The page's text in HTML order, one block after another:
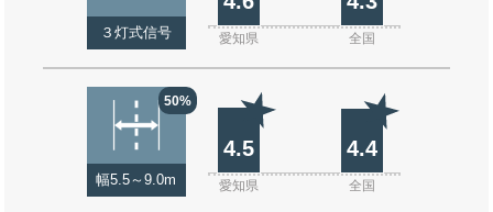
３灯式信号 愛知県 全国
50%
幅5.5～9.0m
4.5 4.4
愛知県 全国